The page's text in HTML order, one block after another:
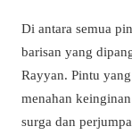
Di antara semua
barisan yang
Rayyan. Pintu
menahan
surga dan